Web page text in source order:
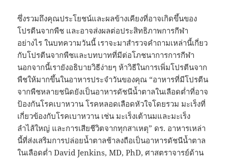
ซึ่งรวมถึงคุณประโยชน์และผลข้างเคียงที่อาจเกิดขึ้นของ
โปรตีนจากพืช และอาจส่งผลต่อประสิทธิภาพการกีฬา
อย่างไร ในบทความวันนี้ เราจะมาสำรวจคำถามเหล่านี้เกี่ยว
กับโปรตีนจากพืชและบทบาทที่มีต่อโภชนาการการกีฬา
นอกจากนี้เรายังอธิบายวิธีง่ายๆ ห้าวิธีในการเพิ่มโปรตีนจาก
พืชให้มากขึ้นในอาหารประจำวันของคุณ “อาหารที่มีโปรตีน
จากพืชหลายชนิดยังเป็นอาหารดัชนีน้ำตาลในเลือดต่ำที่อาจ
ป้องกันโรคเบาหวาน โรคหลอดเลือดหัวใจโดยรวม มะเร็งที่
เกี่ยวข้องกับโรคเบาหวาน เช่น มะเร็งเต้านมและมะเร็ง
ลำไส้ใหญ่ และการเสียชีวิตจากทุกสาเหตุ” ดร. อาหารเหล่า
นี้ที่ส่งเสริมการปล่อยน้ำตาลช้าลงถือเป็นอาหารดัชนีน้ำตาล
ในเลือดต่ำ David Jenkins, MD, PhD, ศาสตราจารย์ด้าน